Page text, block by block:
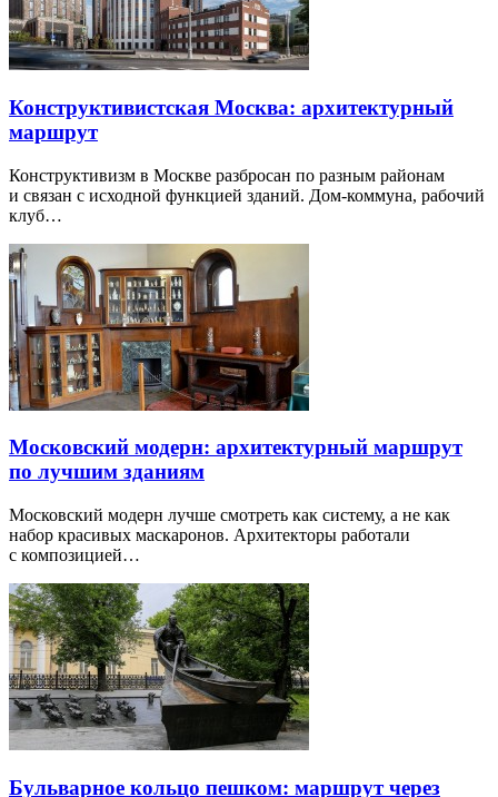
Конструктивистская Москва: архитектурный
маршрут
Конструктивизм в Москве разбросан по разным районам
и связан с исходной функцией зданий. Дом-коммуна, рабочий
клуб…
Московский модерн: архитектурный маршрут
по лучшим зданиям
Московский модерн лучше смотреть как систему, а не как
набор красивых маскаронов. Архитекторы работали
с композицией…
Бульварное кольцо пешком: маршрут через